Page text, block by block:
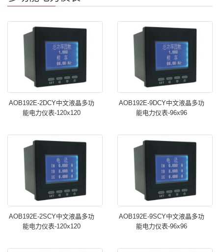
AOB192E-2DCY中文液晶多功
能电力仪表-120x120
AOB192E-9DCY中文液晶多功
能电力仪表-96x96
AOB192E-2SCY中文液晶多功
能电力仪表-120x120
AOB192E-9SCY中文液晶多功
能电力仪表-96x96